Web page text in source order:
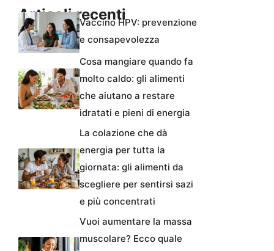
Articoli recentiVaccino HPV: prevenzione
e consapevolezza
Cosa mangiare quando fa
molto caldo: gli alimenti
che aiutano a restare
idratati e pieni di energia
La colazione che dà
energia per tutta la
giornata: gli alimenti da
scegliere per sentirsi sazi
e più concentrati
Vuoi aumentare la massa
muscolare? Ecco quale